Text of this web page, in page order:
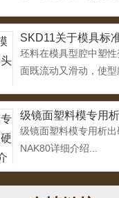
...
热作模具钢
...
SKD11关于模具标
坯料在模具型腔中塑
面既流动又滑动，使型
级镜面塑料模专用
NAK80详细介绍
级镜面塑料模专用析
NAK80详细介绍...